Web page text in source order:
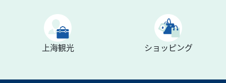
上海観光 ショッピング